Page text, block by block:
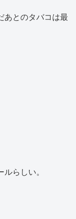
あとのタバコは最
らしい。